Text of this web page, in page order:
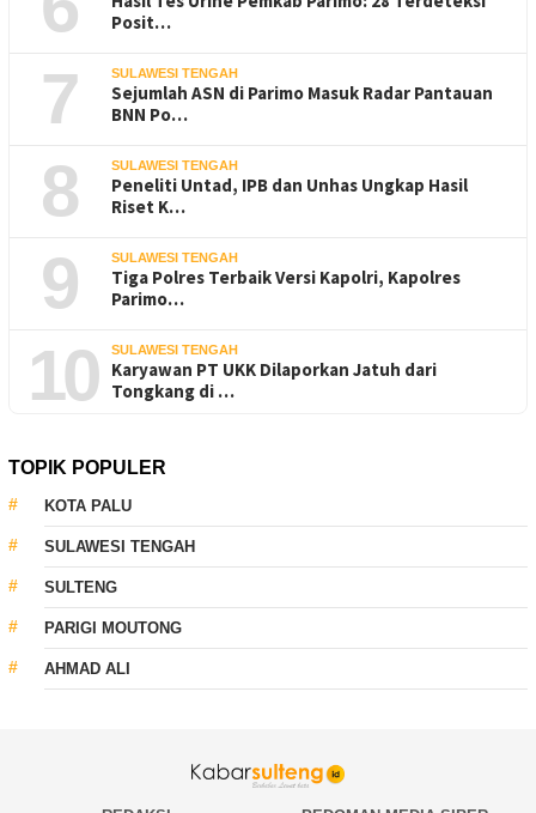
Posit…
7 SULAWESI TENGAH
Sejumlah ASN di Parimo Masuk Radar Pantauan
BNN Po…
8 SULAWESI TENGAH
Peneliti Untad, IPB dan Unhas Ungkap Hasil
Riset K…
9 SULAWESI TENGAH
Tiga Polres Terbaik Versi Kapolri, Kapolres
Parimo…
10 SULAWESI TENGAH
Karyawan PT UKK Dilaporkan Jatuh dari
Tongkang di …
TOPIK POPULER
KOTA PALU
SULAWESI TENGAH
SULTENG
PARIGI MOUTONG
AHMAD ALI